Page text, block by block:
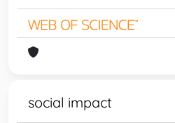
social impact